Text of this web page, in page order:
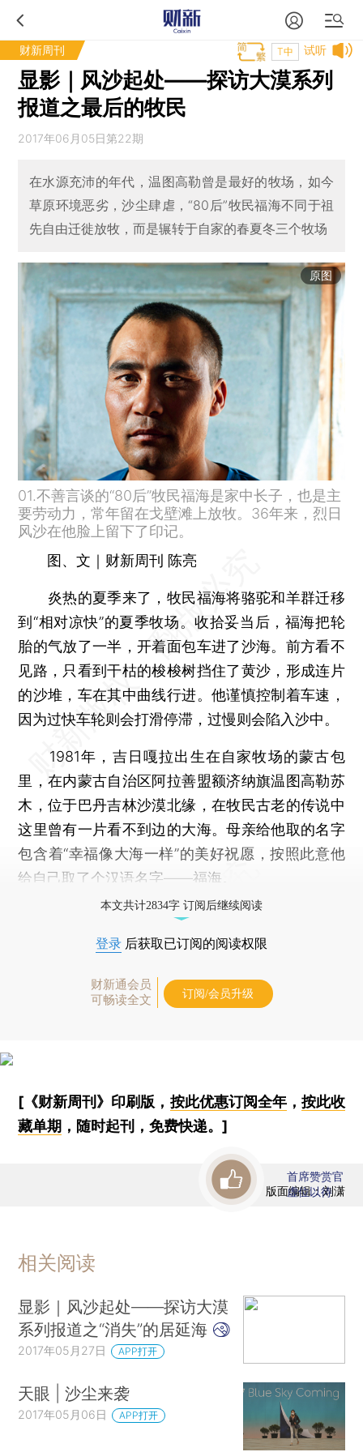
财新周刊 试听
T中
显影｜风沙起处——探访大漠系列
报道之最后的牧民
2017年06月05日第22期
在水源充沛的年代，温图高勒曾是最好的牧场，如今
草原环境恶劣，沙尘肆虐，“80后”牧民福海不同于祖
先自由迁徙放牧，而是辗转于自家的春夏冬三个牧场
原图
01.不善言谈的“80后”牧民福海是家中长子，也是主
要劳动力，常年留在戈壁滩上放牧。36年来，烈日
风沙在他脸上留下了印记。
图、文｜财新周刊 陈亮
炎热的夏季来了，牧民福海将骆驼和羊群迁移
到“相对凉快”的夏季牧场。收拾妥当后，福海把轮
胎的气放了一半，开着面包车进了沙海。前方看不
见路，只看到干枯的梭梭树挡住了黄沙，形成连片
的沙堆，车在其中曲线行进。他谨慎控制着车速，
因为过快车轮则会打滑停滞，过慢则会陷入沙中。
1981年，吉日嘎拉出生在自家牧场的蒙古包
里，在内蒙古自治区阿拉善盟额济纳旗温图高勒苏
木，位于巴丹吉林沙漠北缘，在牧民古老的传说中
这里曾有一片看不到边的大海。母亲给他取的名字
包含着“幸福像大海一样”的美好祝愿，按照此意他
给自己取了个汉语名字——福海。
本文共计2834字 订阅后继续阅读
登录 后获取已订阅的阅读权限
财新通会员
可畅读全文
订阅/会员升级
[《财新周刊》印刷版， 按此优惠订阅全年， 按此收
藏单期 ，随时起刊，免费快递。]
版面编辑：刘潇
首席赞赏官
虚位以待
相关阅读
显影｜风沙起处——探访大漠
系列报道之“消失”的居延海
2017年05月27日 APP打开
天眼 | 沙尘来袭
2017年05月06日 APP打开